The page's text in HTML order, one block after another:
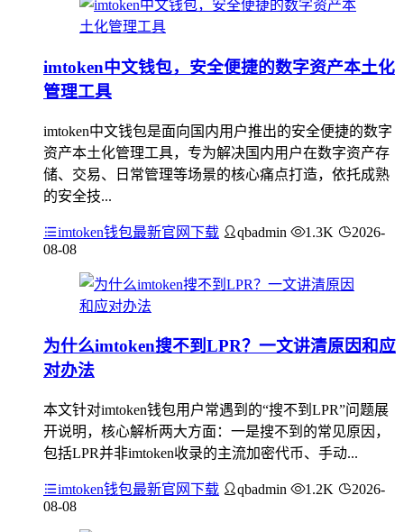
imtoken中文钱包，安全便捷的数字资产本土化
管理工具
imtoken中文钱包是面向国内用户推出的安全便捷的数字
资产本土化管理工具，专为解决国内用户在数字资产存
储、交易、日常管理等场景的核心痛点打造，依托成熟
的安全技...
imtoken钱包最新官网下载 qbadmin 1.3K
2026-
08-08
为什么imtoken搜不到LPR？一文讲清原因和应
对办法
本文针对imtoken钱包用户常遇到的“搜不到LPR”问题展
开说明，核心解析两大方面：一是搜不到的常见原因，
包括LPR并非imtoken收录的主流加密代币、手动...
imtoken钱包最新官网下载 qbadmin 1.2K
2026-
08-08